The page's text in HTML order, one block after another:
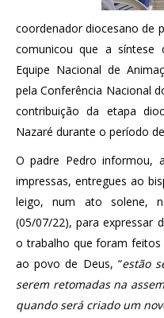
coordenador diocesano de
comunicou que a síntese
Equipe Nacional de
pela Conferência Nacional
contribuição da etapa
Nazaré durante o período
O padre Pedro informou,
impressas, entregues ao
leigo, num ato solene,
(05/07/22), para expressar
o trabalho que foram feitos
ao povo de Deus, “estão
serem retomadas na
quando será criado um